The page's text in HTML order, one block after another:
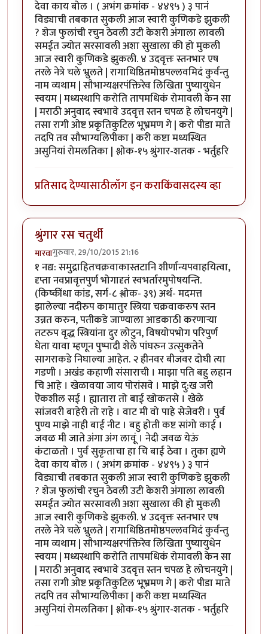
देवा काय बोल । ( अभंग क्रमांक - ४४९५ ) ३ पानं
विड्याची तबकात सुकली आज स्वारी कुणिकडे झुकली
? शेज फुलांची रचुन ठेवली उटी केशरी अंगाला लावली
समईत ज्योत सरसावली अशा सुखाला की हो मुकली
आज स्वारी कुणिकडे झुकली. ४ उदवृत्तः स्तनभार एष
तरले नेत्रे चले भ्रुलते | रागाधिष्ठितमोष्ठपल्लवमिदं कुर्वन्तु
नाम व्यथाम | सौभाग्यक्षरपंक्तिरेव लिखिता पुष्यायुधेन
स्वयम | मध्यस्थापि करोति तापमधिकं रोमावली केन सा
| मराठी अनुवाद स्वभावे उदवृत्त स्तन चपळ हे लोचनयुगे |
तसा रागी ओष्ट प्रकृतिकुटिल भूभ्रमण गे | करो पीडा माते
तदपि तव सौभाग्यलिपीका | करी कष्टा मध्यस्थित
असुनियां रोमलतिका | श्लोक-१५ श्रुंगार-शतक - भर्तुहरि
प्रतिसाद देण्यासाठीलॉग इन कराकिंवासदस्य व्हा
श्रुंगार रस चतुर्थी
मारवागुरुवार, 29/10/2015 21:16
१ नद्य: समुद्राहितचक्रवाकास्तटानि शीर्णान्यपवाहयित्वा,
दृप्ता नवप्रावृत्तपुर्ण भोगादृतं स्वभर्तारमुपोषयन्ति.
(किष्कींधा कांड, सर्ग-८ श्लोक- ३९) अर्थ- मदमत्त
झालेल्या नदीरुप कामातुर स्त्रिया चक्रवाकरुप स्तन
उन्नत करुन, पतीकडे जाण्याला आडकाठी करणा‍र्‍या
तटरुप वृद्ध स्त्रियांना दुर लोटुन, विषयोपभोग परिपुर्ण
घेता यावा म्हणून पुष्पादी शेले पांघरुन उत्सुकतेने
सागराकडे निघाल्या आहेत. २ हीनवर बीजवर दोघी त्या
गडणी । अखंड कहाणी संसाराची । माझा पति बहु लहान
चि आहे । खेळावया जाय पोरांसवे । माझे दु:ख जरी
ऎकशील सई । ह्यातारा तो बाई खोकतसे । खेळे
सांजवरी बाहेरी तो राहे । वाट मी वो पाहे सेजेवरी । पुर्व
पुण्य माझे नाही बाई नीट । बहु होती कष्ट सांगो काई ।
जवळ मी जाते अंगा अंग लावूं । नेदी जवळ येऊं
कंटाळतो । पुर्व सुकृताचा हा चि बाई ठेवा । तुका ह्यणे
देवा काय बोल । ( अभंग क्रमांक - ४४९५ ) ३ पानं
विड्याची तबकात सुकली आज स्वारी कुणिकडे झुकली
? शेज फुलांची रचुन ठेवली उटी केशरी अंगाला लावली
समईत ज्योत सरसावली अशा सुखाला की हो मुकली
आज स्वारी कुणिकडे झुकली. ४ उदवृत्तः स्तनभार एष
तरले नेत्रे चले भ्रुलते | रागाधिष्ठितमोष्ठपल्लवमिदं कुर्वन्तु
नाम व्यथाम | सौभाग्यक्षरपंक्तिरेव लिखिता पुष्यायुधेन
स्वयम | मध्यस्थापि करोति तापमधिकं रोमावली केन सा
| मराठी अनुवाद स्वभावे उदवृत्त स्तन चपळ हे लोचनयुगे |
तसा रागी ओष्ट प्रकृतिकुटिल भूभ्रमण गे | करो पीडा माते
तदपि तव सौभाग्यलिपीका | करी कष्टा मध्यस्थित
असुनियां रोमलतिका | श्लोक-१५ श्रुंगार-शतक - भर्तुहरि